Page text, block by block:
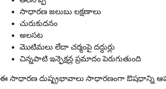
సాధారణ జలుబు లక్షణాలు
చురుకుదనం
అలసట
మొటిమలు లేదా చర్మంపై దద్దుర్లు
చిన్నపాటి ఇన్ఫెక్షన్ల ప్రమాదం పెరుగుతుంది
ఈ సాధారణ దుష్ప్రభావాలు సాధారణంగా ఔషధాన్ని